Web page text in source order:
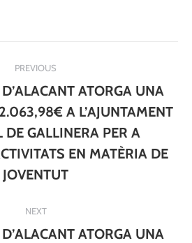
PREVIOUS
Previous
post:
ATORGA UNA
A L’AJUNTAMENT
DE GALLINERA PER A
EN MATÈRIA DE
JOVENTUT
NEXT
ATORGA UNA